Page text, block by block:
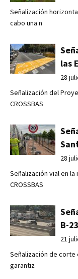
Señalización
cabo una n
las
28
Señalización del
CROSSBAS
28
Señalización vial en la
CROSSBAS
B-
21
Señalización de corte
garantiz